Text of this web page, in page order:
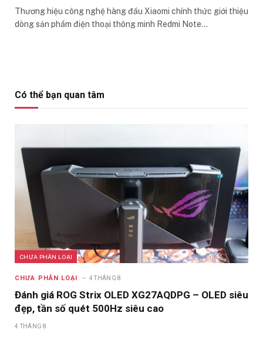
Thương hiệu công nghệ hàng đầu Xiaomi chính thức giới thiệu
dòng sản phẩm điện thoại thông minh Redmi Note…
Có thể bạn quan tâm
CHƯA PHÂN LOẠI
CHƯA PHÂN LOẠI 4 THÁNG 8
Đánh giá ROG Strix OLED XG27AQDPG – OLED siêu
đẹp, tần số quét 500Hz siêu cao
4 THÁNG 8